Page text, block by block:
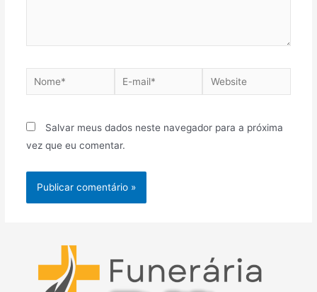
Nome*
E-
mail*
Website
Salvar meus dados neste navegador para a próxima
vez que eu comentar.